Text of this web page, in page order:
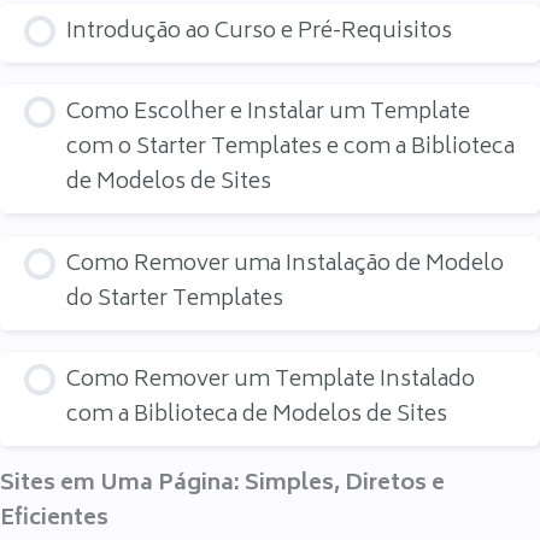
Introdução ao Curso e Pré-Requisitos
Como Escolher e Instalar um Template
com o Starter Templates e com a Biblioteca
de Modelos de Sites
Como Remover uma Instalação de Modelo
do Starter Templates
Como Remover um Template Instalado
com a Biblioteca de Modelos de Sites
Sites em Uma Página: Simples, Diretos e
Eficientes